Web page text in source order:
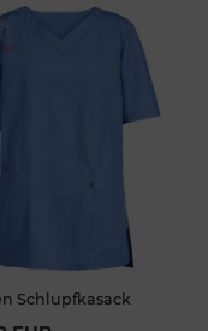
Schlupfkasack